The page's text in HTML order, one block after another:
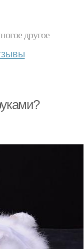
другое